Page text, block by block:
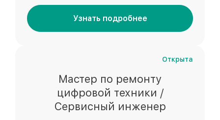
Узнать подробнее
Открыта
Мастер по ремонту
цифровой техники /
Сервисный инженер